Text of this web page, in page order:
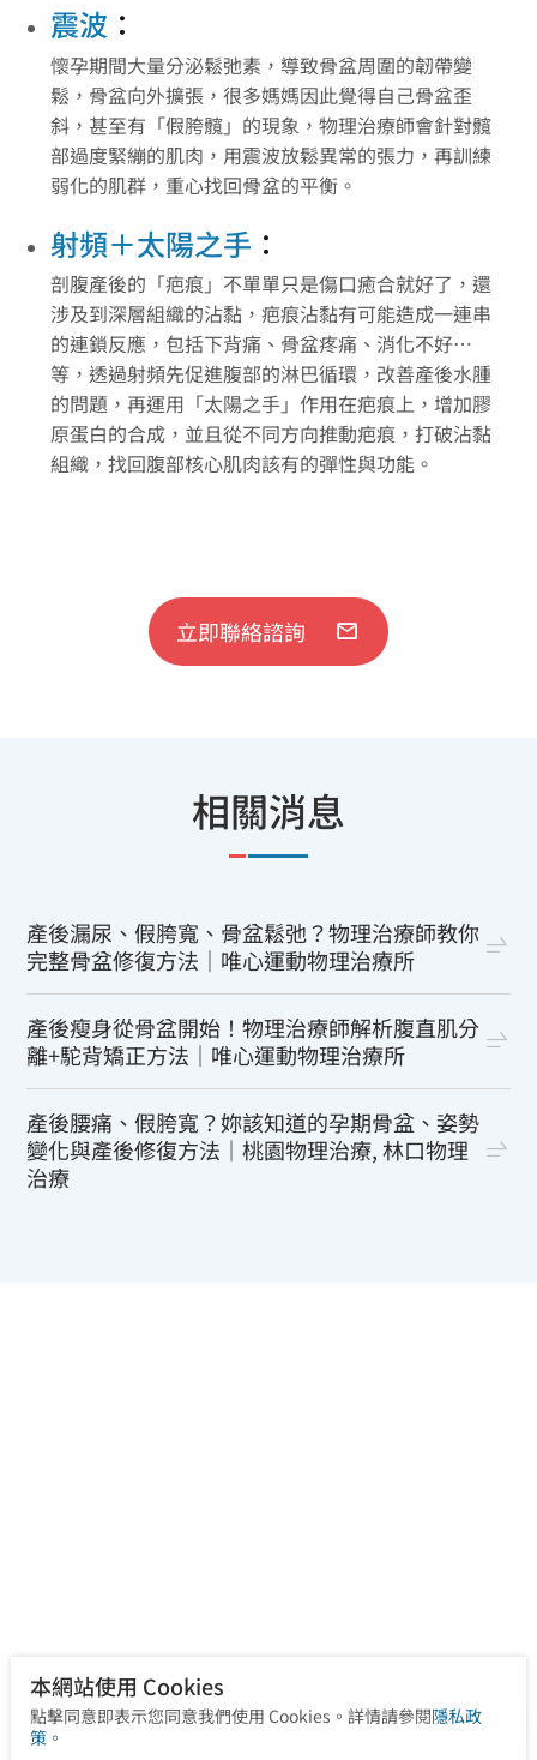
震波 ：
懷孕期間大量分泌鬆弛素，導致骨盆周圍的韌帶變
鬆，骨盆向外擴張，很多媽媽因此覺得自己骨盆歪
斜，甚至有「假胯髖」的現象，物理治療師會針對髖
部過度緊繃的肌肉，用震波放鬆異常的張力，再訓練
弱化的肌群，重心找回骨盆的平衡。
射頻＋太陽之手 ：
剖腹產後的「疤痕」不單單只是傷口癒合就好了，還
涉及到深層組織的沾黏，疤痕沾黏有可能造成一連串
的連鎖反應，包括下背痛、骨盆疼痛、消化不好…
等，透過射頻先促進腹部的淋巴循環，改善產後水腫
的問題，再運用「太陽之手」作用在疤痕上，增加膠
原蛋白的合成，並且從不同方向推動疤痕，打破沾黏
組織，找回腹部核心肌肉該有的彈性與功能。
立即聯絡諮詢
相關消息
產後漏尿、假胯寬、骨盆鬆弛？物理治療師教你
完整骨盆修復方法｜唯心運動物理治療所
產後瘦身從骨盆開始！物理治療師解析腹直肌分
離+駝背矯正方法｜唯心運動物理治療所
產後腰痛、假胯寬？妳該知道的孕期骨盆、姿勢
變化與產後修復方法｜桃園物理治療, 林口物理
治療
本網站使用 Cookies
點擊同意即表示您同意我們使用 Cookies。詳情請參閱隱私政
策。